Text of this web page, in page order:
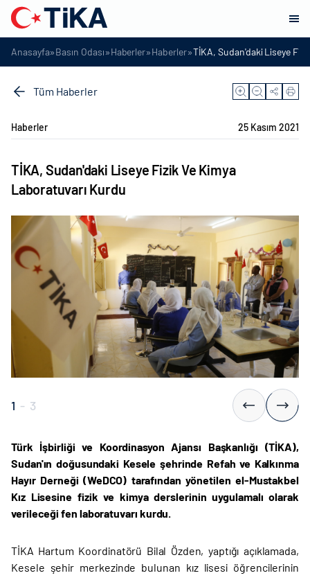
Anasayfa»Basın Odası»Haberler»Haberler»TİKA, Sudan'daki Liseye
Tüm Haberler
Haberler 25 Kasım 2021
TİKA, Sudan'daki Liseye Fizik Ve Kimya
Laboratuvarı Kurdu
1 - 3
Türk İşbirliği ve Koordinasyon Ajansı Başkanlığı (TİKA),
Sudan'ın doğusundaki Kesele şehrinde Refah ve Kalkınma
Hayır Derneği (WeDCO) tarafından yönetilen el-Mustakbel
Kız Lisesine fizik ve kimya derslerinin uygulamalı olarak
verileceği fen laboratuvarı kurdu.
TİKA Hartum Koordinatörü Bilal Özden, yaptığı açıklamada,
Kesele şehir merkezinde bulunan kız lisesi öğrencilerinin